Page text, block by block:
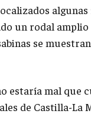
un rodal
se
estaría mal que
de Castilla-La